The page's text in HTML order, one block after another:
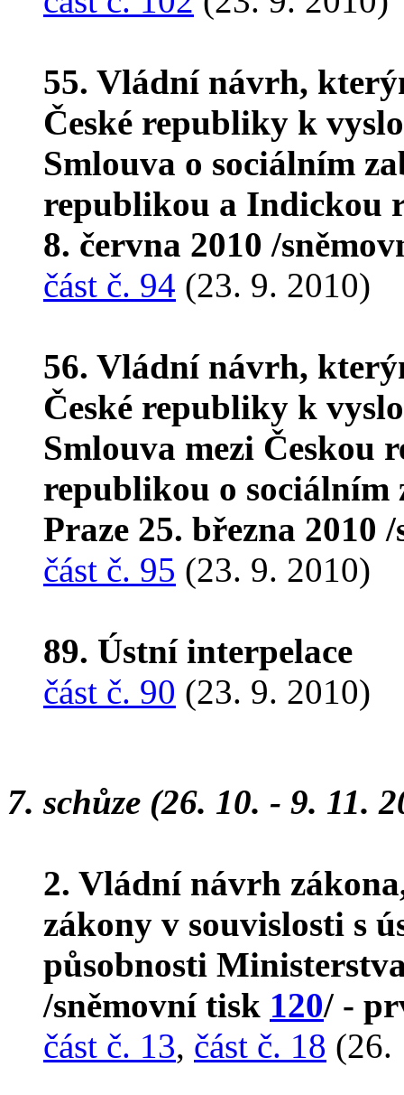
55. Vládní návrh,
České republiky k
Smlouva o sociálním
republikou a Indickou
8. června 2010 /
část č. 94 (23. 9. 2010)
56. Vládní návrh,
České republiky k
Smlouva mezi Českou
republikou o sociálním
Praze 25. března 2010
část č. 95 (23. 9. 2010)
89. Ústní interpelace
část č. 90 (23. 9. 2010)
7. schůze (26. 10. - 9. 11.
2. Vládní návrh
zákony v souvislosti s
působnosti
/sněmovní tisk 120/ -
část č. 13, část č. 18 (26.